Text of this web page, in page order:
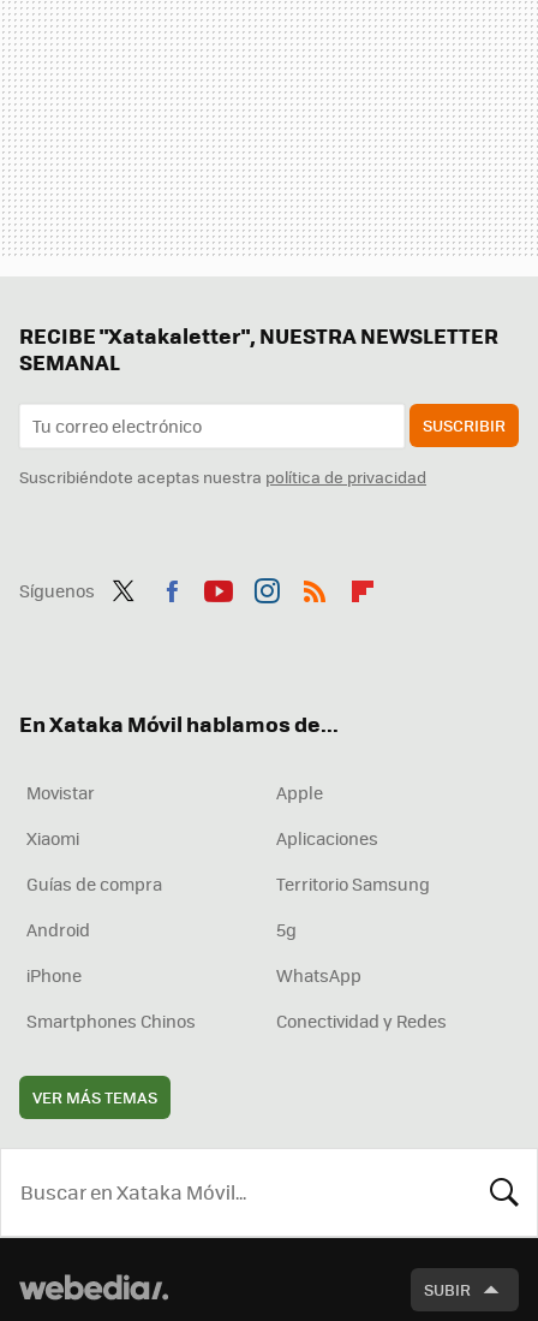
RECIBE "Xatakaletter", NUESTRA NEWSLETTER
SEMANAL
SUSCRIBIR
Suscribiéndote aceptas nuestra política de privacidad
Síguenos
En Xataka Móvil hablamos de...
Movistar
Apple
Xiaomi
Aplicaciones
Guías de compra
Territorio Samsung
Android
5g
iPhone
WhatsApp
Smartphones Chinos
Conectividad y Redes
VER MÁS TEMAS
SUBIR